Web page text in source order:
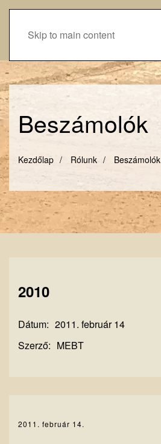
Skip to main content
Beszámolók
Kezdőlap Rólunk Beszámolók
2010
Dátum: 2011. február 14
Szerző: MEBT
2011. február 14.